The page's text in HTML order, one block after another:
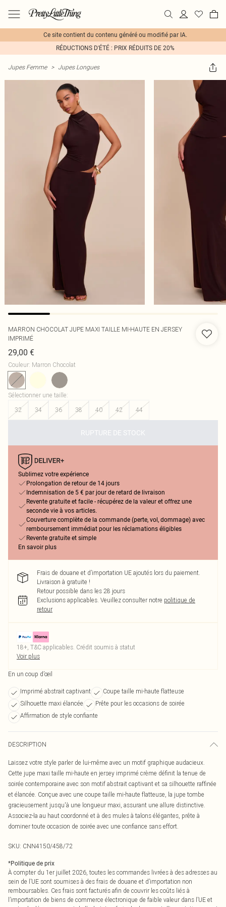
Ce site contient du contenu généré ou modifié par IA.
RÉDUCTIONS D'ÉTÉ : PRIX RÉDUITS DE 20%
Jupes Femme > Jupes Longues
MARRON CHOCOLAT JUPE MAXI TAILLE MI-HAUTE EN JERSEY
IMPRIMÉ
29,00 €
Couleur: Marron Chocolat
Sélectionner une taille:
32
34 36 38 40 42 44
RUPTURE DE STOCK
Sublimez votre expérience
Prolongation de retour de 14 jours
Indemnisation de 5 € par jour de retard de livraison
Revente gratuite et facile - récupérez de la valeur et offrez une
seconde vie à vos articles.
Couverture complète de la commande (perte, vol, dommage) avec
remboursement immédiat pour les réclamations éligibles
Revente gratuite et simple
En savoir plus
Frais de douane et d’importation UE ajoutés lors du paiement.
Livraison à gratuite !
Retour possible dans les 28 jours
Exclusions applicables. Veuillez consulter notre politique de
retour
18+, T&C applicables. Crédit soumis à statut
Voir plus
En un coup d’œil
Imprimé abstrait captivant
Coupe taille mi-haute flatteuse
Silhouette maxi élancée
Prête pour les occasions de soirée
Affirmation de style confiante
DESCRIPTION
Laissez votre style parler de lui-même avec un motif graphique audacieux.
Cette jupe maxi taille mi-haute en jersey imprimé crème définit la tenue de
soirée contemporaine avec son motif abstrait captivant et sa silhouette raffinée
et élancée. Conçue avec une coupe taille mi-haute flatteuse, la jupe tombe
gracieusement jusqu'à une longueur maxi, assurant une allure distinctive.
Associez-la au haut coordonné et à des mules à talons élégantes, prête à
dominer toute occasion de soirée avec une confiance sans effort.
SKU: CNN4150/458/72
*Politique de prix
À compter du 1er juillet 2026, toutes les commandes livrées à des adresses au
sein de l’UE sont soumises à des frais de douane et d’importation non
remboursables. Ces frais sont facturés afin de couvrir les coûts liés à
l’importation de biens de commerce électronique de faible valeur dans l’UE et